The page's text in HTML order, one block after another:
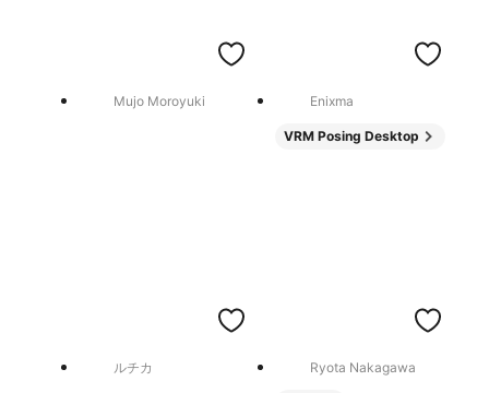
Mujo Moroyuki Enixma
VRM Posing Desktop
ルチカ Ryota Nakagawa